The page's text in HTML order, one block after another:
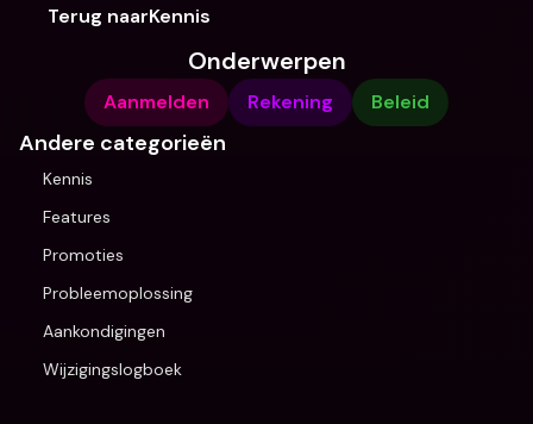
Terug naarKennis
Onderwerpen
Aanmelden Rekening Beleid
Andere categorieën
Kennis
Features
Promoties
Probleemoplossing
Aankondigingen
Wijzigingslogboek